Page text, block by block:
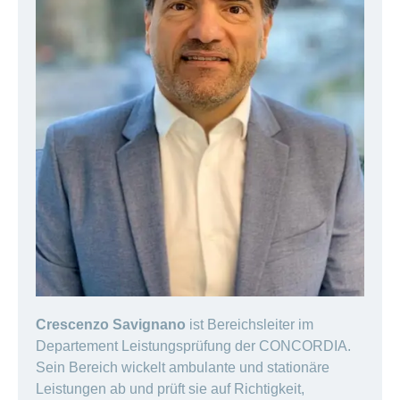
Crescenzo Savignano ist Bereichsleiter im
Departement Leistungsprüfung der CONCORDIA.
Sein Bereich wickelt ambulante und stationäre
Leistungen ab und prüft sie auf Richtigkeit,